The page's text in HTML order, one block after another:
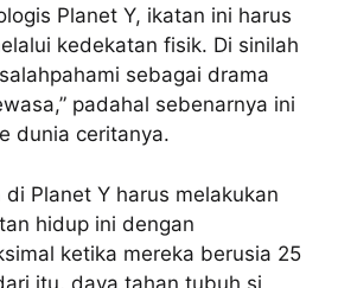
Planet Y, ikatan ini harus
kedekatan fisik. Di sinilah
sebagai drama
padahal sebenarnya ini
dunia ceritanya.
Planet Y harus melakukan
hidup ini dengan
ketika mereka berusia 25
itu, daya tahan tubuh si